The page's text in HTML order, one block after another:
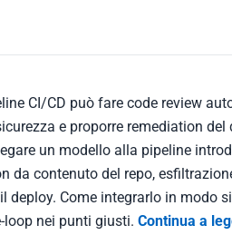
CI/CD può fare code review
e proporre remediation
un modello alla pipeline
da contenuto del repo,
deploy. Come integrarlo in modo
loop nei punti giusti. Continua a